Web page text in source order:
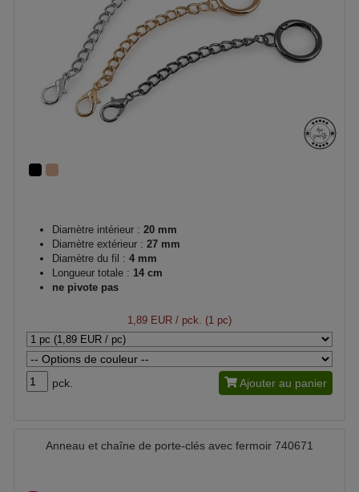
Diamètre intérieur : 20 mm
Diamètre extérieur : 27 mm
Diamètre du fil : 4 mm
Longueur totale : 14 cm
ne pivote pas
1,89 EUR / pck. (1 pc)
pck. Ajouter au panier
Anneau et chaîne de porte-clés avec fermoir 740671